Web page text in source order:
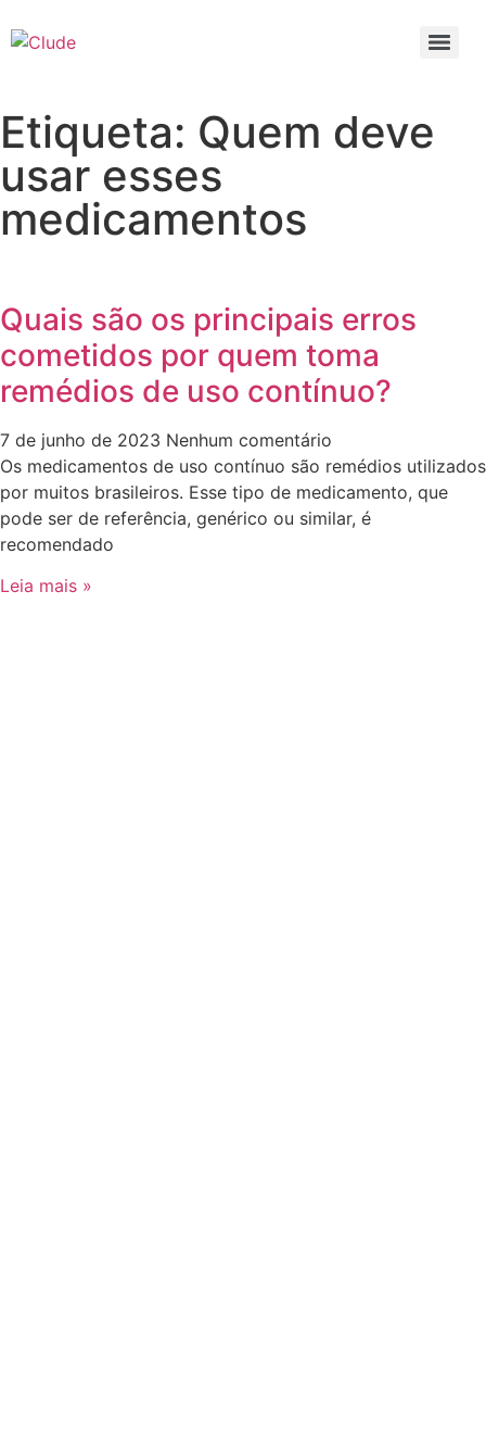
Etiqueta: Quem deve
usar esses
medicamentos
Quais são os principais erros
cometidos por quem toma
remédios de uso contínuo?
7 de junho de 2023 Nenhum comentário
Os medicamentos de uso contínuo são remédios utilizados
por muitos brasileiros. Esse tipo de medicamento, que
pode ser de referência, genérico ou similar, é
recomendado
Leia mais »